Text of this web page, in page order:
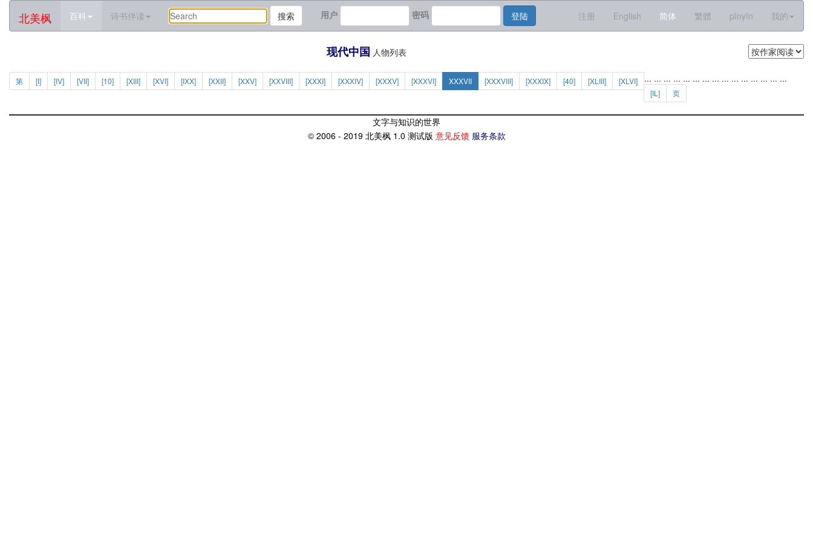
北美枫 百科 诗书伴读 搜索 用户 密码 登陆 注册 English 简体 繁體 pīnyīn 我的
现代中国 人物列表
第 [I] ...
[IV] ...
[VII] ...
[10] ...
[XIII] ...
[XVI] ...
[IXX] ...
[XXII] ...
[XXV] ...
[XXVIII] ...
[XXXI] ...
[XXXIV] [XXXV] [XXXVI] XXXVII [XXXVIII] [XXXIX] ...
[40] ...
[XLIII] ...
[XLVI] ...
[IL] 页
文字与知识的世界
© 2006 - 2019 北美枫 1.0 测试版 意见反馈 服务条款